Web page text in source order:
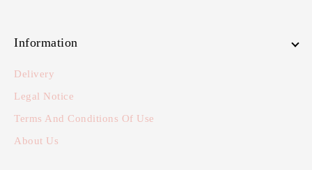
Information
Delivery
Legal Notice
Terms And Conditions Of Use
About Us